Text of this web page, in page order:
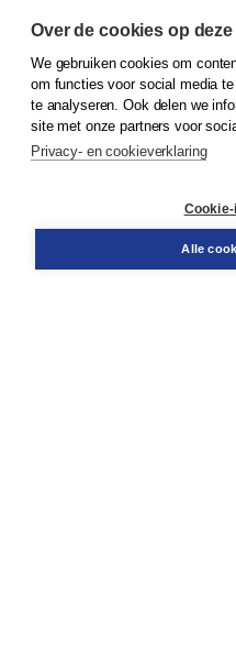
© 2026Koninklijke Boom
Klantenservice
Service & informatie
Contact
Over de cookies op
We gebruiken cookies om
om functies voor social media
te analyseren. Ook delen we
site met onze partners voor
Privacy- en cookieverklaring
Alle